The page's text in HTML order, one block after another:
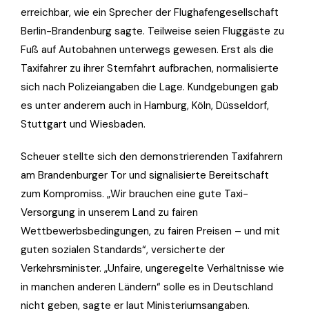
erreichbar, wie ein Sprecher der Flughafengesellschaft
Berlin-Brandenburg sagte. Teilweise seien Fluggäste zu
Fuß auf Autobahnen unterwegs gewesen. Erst als die
Taxifahrer zu ihrer Sternfahrt aufbrachen, normalisierte
sich nach Polizeiangaben die Lage. Kundgebungen gab
es unter anderem auch in Hamburg, Köln, Düsseldorf,
Stuttgart und Wiesbaden.
Scheuer stellte sich den demonstrierenden Taxifahrern
am Brandenburger Tor und signalisierte Bereitschaft
zum Kompromiss. „Wir brauchen eine gute Taxi-
Versorgung in unserem Land zu fairen
Wettbewerbsbedingungen, zu fairen Preisen – und mit
guten sozialen Standards“, versicherte der
Verkehrsminister. „Unfaire, ungeregelte Verhältnisse wie
in manchen anderen Ländern“ solle es in Deutschland
nicht geben, sagte er laut Ministeriumsangaben.